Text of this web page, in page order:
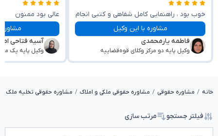
خوب بود ، راهنمایی کامل شفاهی و کتبی انجام
شد
مشاوره با این وکیل
فاطمه یارمحمدی
وکیل پایه دو مرکز وکلای قوه‌قضاییه
عالی بود ممنون
مشاوره با این
آسیه فتاحی
وکیل پایه یک
خانه مشاوره حقوقی مشاوره حقوقی ملکی و املاک مشاوره حقوقی تخلیه ملک و
فیلتر جستجو مرتب سازی